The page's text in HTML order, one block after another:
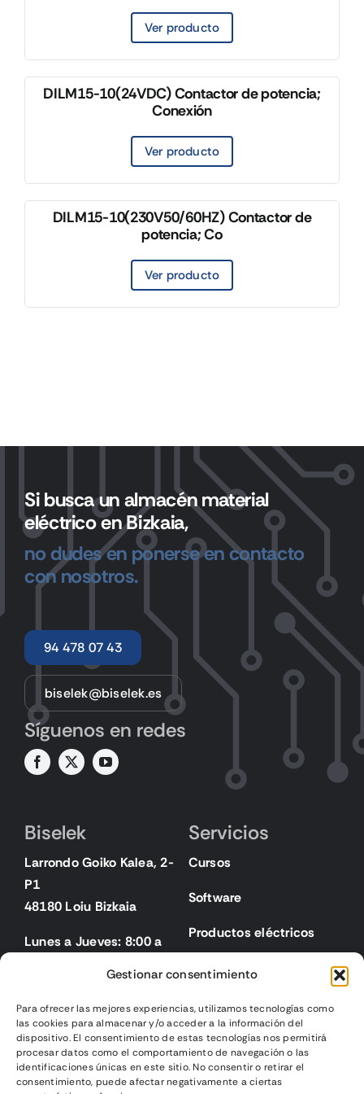
Gestionar consentimiento
Para ofrecer las mejores experiencias, utilizamos tecnologías como
las cookies para almacenar y/o acceder a la información del
dispositivo. El consentimiento de estas tecnologías nos permitirá
procesar datos como el comportamiento de navegación o las
identificaciones únicas en este sitio. No consentir o retirar el
consentimiento, puede afectar negativamente a ciertas
Ver producto
DILM15-10(24VDC) Contactor de potencia;
Conexión
Ver producto
DILM15-10(230V50/60HZ) Contactor de
potencia; Co
Ver producto
Si busca un almacén material
eléctrico en Bizkaia,
no dudes en ponerse en contacto
con nosotros.
94 478 07 43
biselek@biselek.es
Síguenos en redes
Biselek
Larrondo Goiko Kalea, 2-
P1
48180 Loiu Bizkaia
Lunes a Jueves: 8:00 a
Servicios
Cursos
Software
Productos eléctricos
Legal
Aviso legal